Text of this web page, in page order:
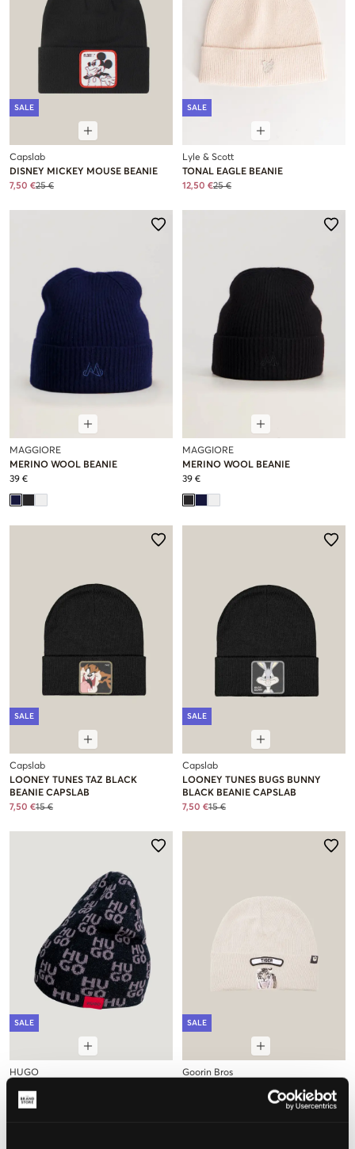
SALE
Capslab
DISNEY MICKEY MOUSE BEANIE
7,50 €25 €
SALE
Lyle & Scott
TONAL EAGLE BEANIE
12,50 €25 €
MAGGIORE
MERINO WOOL BEANIE
39 €
MAGGIORE
MERINO WOOL BEANIE
39 €
SALE
Capslab
LOONEY TUNES TAZ BLACK
BEANIE CAPSLAB
7,50 €15 €
SALE
Capslab
LOONEY TUNES BUGS BUNNY
BLACK BEANIE CAPSLAB
7,50 €15 €
SALE
HUGO
24,50 €
SALE
Goorin Bros